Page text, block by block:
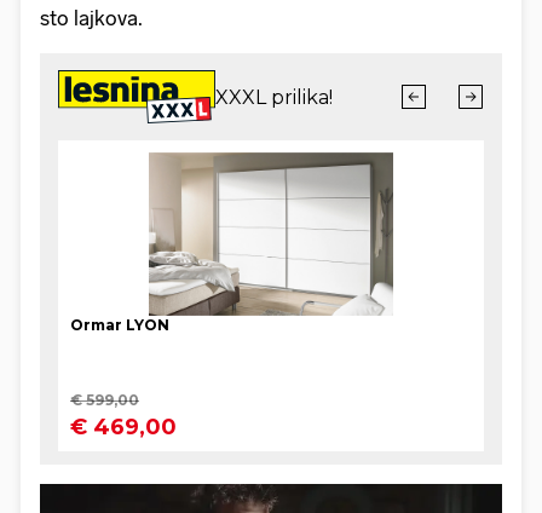
sto lajkova.